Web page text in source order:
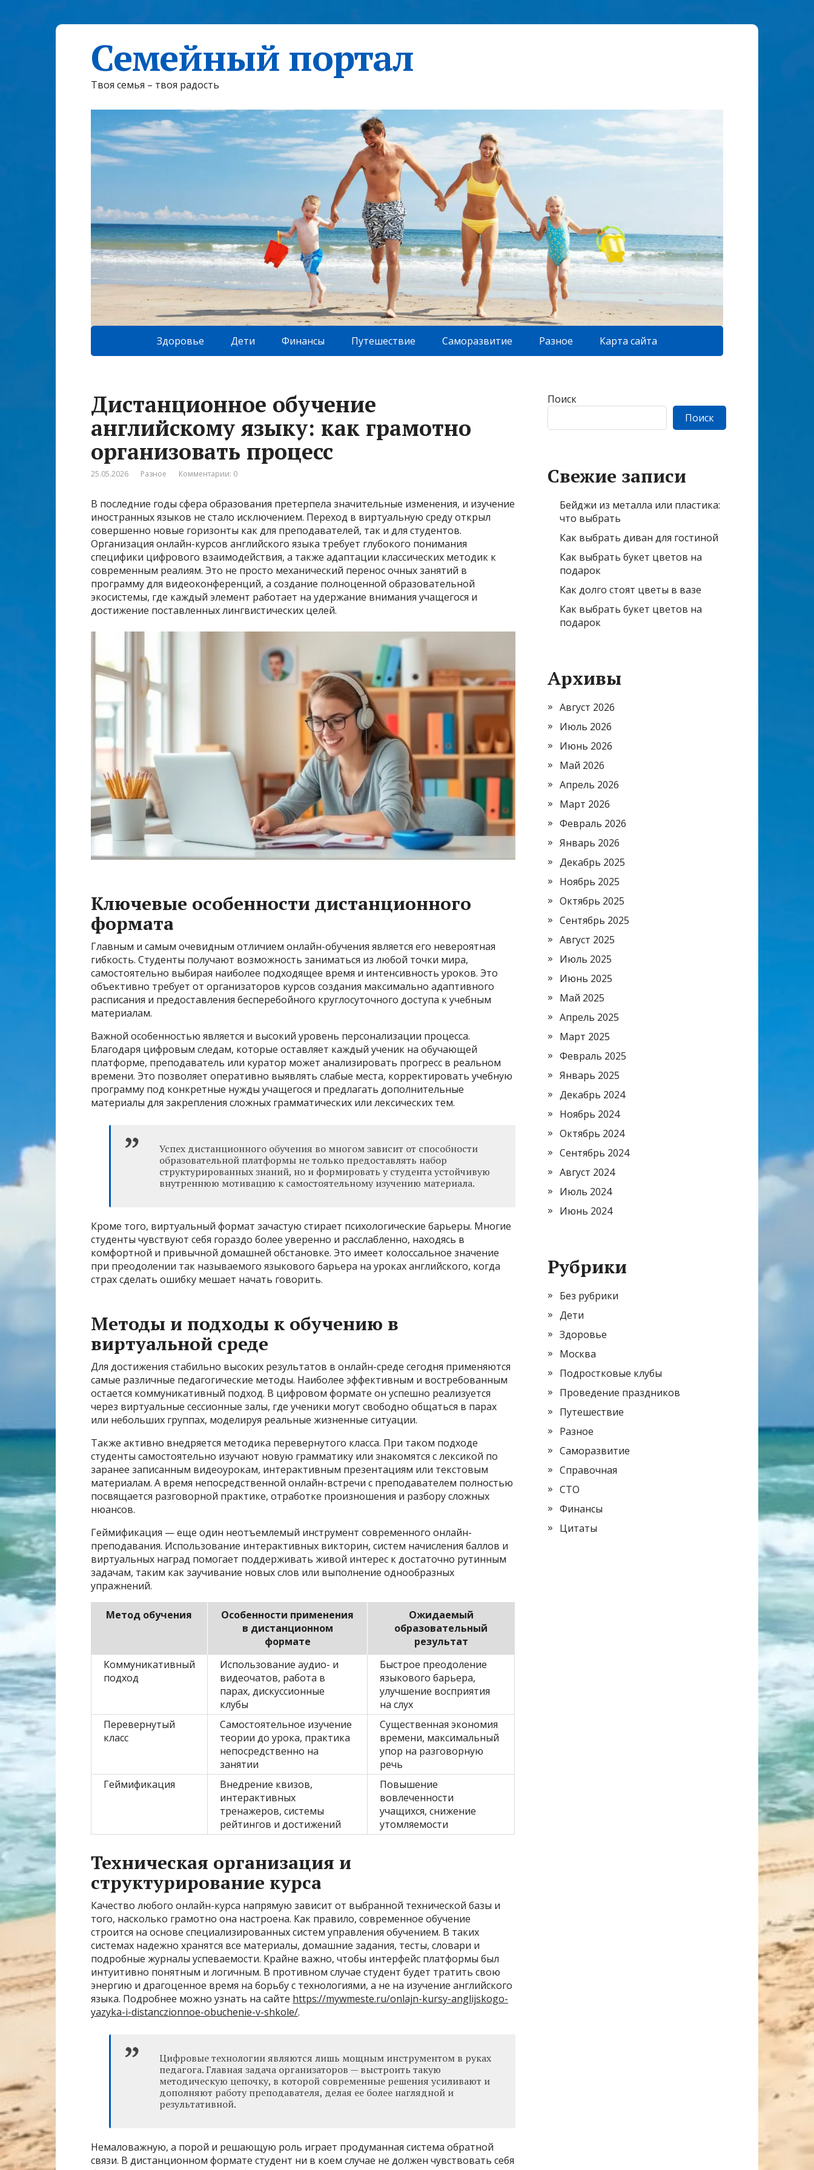
Семейный портал
Твоя семья – твоя радость
Здоровье Дети Финансы Путешествие Саморазвитие Разное Карта сайта
Дистанционное обучение
английскому языку: как грамотно
организовать процесс
25.05.2026 Разное Комментарии: 0
В последние годы сфера образования претерпела значительные изменения, и изучение
иностранных языков не стало исключением. Переход в виртуальную среду открыл
совершенно новые горизонты как для преподавателей, так и для студентов.
Организация онлайн-курсов английского языка требует глубокого понимания
специфики цифрового взаимодействия, а также адаптации классических методик к
современным реалиям. Это не просто механический перенос очных занятий в
программу для видеоконференций, а создание полноценной образовательной
экосистемы, где каждый элемент работает на удержание внимания учащегося и
достижение поставленных лингвистических целей.
Ключевые особенности дистанционного
формата
Главным и самым очевидным отличием онлайн-обучения является его невероятная
гибкость. Студенты получают возможность заниматься из любой точки мира,
самостоятельно выбирая наиболее подходящее время и интенсивность уроков. Это
объективно требует от организаторов курсов создания максимально адаптивного
расписания и предоставления бесперебойного круглосуточного доступа к учебным
материалам.
Важной особенностью является и высокий уровень персонализации процесса.
Благодаря цифровым следам, которые оставляет каждый ученик на обучающей
платформе, преподаватель или куратор может анализировать прогресс в реальном
времени. Это позволяет оперативно выявлять слабые места, корректировать учебную
программу под конкретные нужды учащегося и предлагать дополнительные
материалы для закрепления сложных грамматических или лексических тем.
Успех дистанционного обучения во многом зависит от способности
образовательной платформы не только предоставлять набор
структурированных знаний, но и формировать у студента устойчивую
внутреннюю мотивацию к самостоятельному изучению материала.
Кроме того, виртуальный формат зачастую стирает психологические барьеры. Многие
студенты чувствуют себя гораздо более уверенно и расслабленно, находясь в
комфортной и привычной домашней обстановке. Это имеет колоссальное значение
при преодолении так называемого языкового барьера на уроках английского, когда
страх сделать ошибку мешает начать говорить.
Методы и подходы к обучению в
виртуальной среде
Для достижения стабильно высоких результатов в онлайн-среде сегодня применяются
самые различные педагогические методы. Наиболее эффективным и востребованным
остается коммуникативный подход. В цифровом формате он успешно реализуется
через виртуальные сессионные залы, где ученики могут свободно общаться в парах
или небольших группах, моделируя реальные жизненные ситуации.
Также активно внедряется методика перевернутого класса. При таком подходе
студенты самостоятельно изучают новую грамматику или знакомятся с лексикой по
заранее записанным видеоурокам, интерактивным презентациям или текстовым
материалам. А время непосредственной онлайн-встречи с преподавателем полностью
посвящается разговорной практике, отработке произношения и разбору сложных
нюансов.
Геймификация — еще один неотъемлемый инструмент современного онлайн-
преподавания. Использование интерактивных викторин, систем начисления баллов и
виртуальных наград помогает поддерживать живой интерес к достаточно рутинным
задачам, таким как заучивание новых слов или выполнение однообразных
упражнений.
Метод обучения
Особенности применения
в дистанционном
формате
Ожидаемый
образовательный
результат
Коммуникативный
подход
Использование аудио- и
видеочатов, работа в
парах, дискуссионные
клубы
Быстрое преодоление
языкового барьера,
улучшение восприятия
на слух
Перевернутый
класс
Самостоятельное изучение
теории до урока, практика
непосредственно на
занятии
Существенная экономия
времени, максимальный
упор на разговорную
речь
Геймификация
Внедрение квизов,
интерактивных
тренажеров, системы
рейтингов и достижений
Повышение
вовлеченности
учащихся, снижение
утомляемости
Техническая организация и
структурирование курса
Качество любого онлайн-курса напрямую зависит от выбранной технической базы и
того, насколько грамотно она настроена. Как правило, современное обучение
строится на основе специализированных систем управления обучением. В таких
системах надежно хранятся все материалы, домашние задания, тесты, словари и
подробные журналы успеваемости. Крайне важно, чтобы интерфейс платформы был
интуитивно понятным и логичным. В противном случае студент будет тратить свою
энергию и драгоценное время на борьбу с технологиями, а не на изучение английского
языка. Подробнее можно узнать на сайте https://mywmeste.ru/onlajn-kursy-anglijskogo-
yazyka-i-distanczionnoe-obuchenie-v-shkole/.
Цифровые технологии являются лишь мощным инструментом в руках
педагога. Главная задача организаторов — выстроить такую
методическую цепочку, в которой современные решения усиливают и
дополняют работу преподавателя, делая ее более наглядной и
результативной.
Немаловажную, а порой и решающую роль играет продуманная система обратной
связи. В дистанционном формате студент ни в коем случае не должен чувствовать себя
Поиск
Поиск
Свежие записи
Бейджи из металла или пластика:
что выбрать
Как выбрать диван для гостиной
Как выбрать букет цветов на
подарок
Как долго стоят цветы в вазе
Как выбрать букет цветов на
подарок
Архивы
Август 2026
Июль 2026
Июнь 2026
Май 2026
Апрель 2026
Март 2026
Февраль 2026
Январь 2026
Декабрь 2025
Ноябрь 2025
Октябрь 2025
Сентябрь 2025
Август 2025
Июль 2025
Июнь 2025
Май 2025
Апрель 2025
Март 2025
Февраль 2025
Январь 2025
Декабрь 2024
Ноябрь 2024
Октябрь 2024
Сентябрь 2024
Август 2024
Июль 2024
Июнь 2024
Рубрики
Без рубрики
Дети
Здоровье
Москва
Подростковые клубы
Проведение праздников
Путешествие
Разное
Саморазвитие
Справочная
СТО
Финансы
Цитаты